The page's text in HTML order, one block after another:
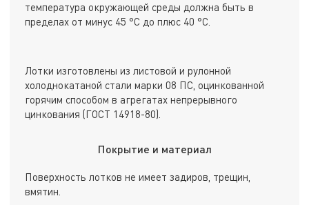
температура окружающей среды должна быть в
пределах от минус 45 °С до плюс 40 °С.
Лотки изготовлены из листовой и рулонной
холоднокатаной стали марки 08 ПС, оцинкованной
горячим способом в агрегатах непрерывного
цинкования (ГОСТ 14918-80).
Покрытие и материал
Поверхность лотков не имеет задиров, трещин,
вмятин.